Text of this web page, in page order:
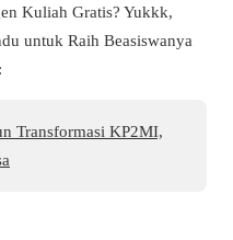
Kuliah Gratis? Yukkk,
untuk Raih Beasiswanya
Transformasi KP2MI,